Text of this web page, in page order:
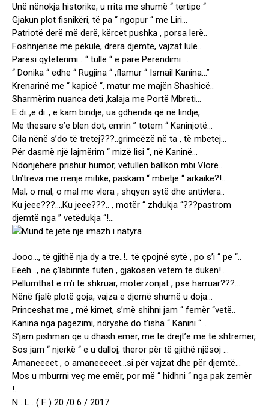
Unë nënokja historike, u rrita me shumë “ tertipe “
Gjakun plot fisnikëri, të pa “ ngopur “ me Liri…
Patriotë derë më derë, kërcet pushka , porsa lerë..
Foshnjërisë me pekule, drera djemtë, vajzat lule…
Parësi qytetërimi …“ tullë “ e parë Perëndimi …
“ Donika “ edhe “ Rugjina “ ,flamur “ Ismail Kanina…”
Krenarinë me “ kapicë “, matur me majën Shashicë..
Sharmërim nuanca deti ,kalaja me Portë Mbreti…
E di..,e di.., e kam bindje, ua gdhenda që në lindje,
Me thesare s’e blen dot, emrin ” totem “ Kaninjotë…
Cila nënë s’do të tretej???..grimcëzë në ta , të mbetej…
Për dasmë një lajmërim “ mizë lisi “, në Kaninë…
Ndonjëherë prishur humor, vetullën ballkon mbi Vlorë…
Un’treva me rrënjë mitike, paskam “ mbetje “ arkaike?!…
Mal, o mal, o mal me vlera , shqyen sytë dhe antivlera..
Ku jeee???…,Ku jeee???.. , motër “ zhdukja “???pastrom
djemtë nga ” vetëdukja “!…
Jooo…, të gjithë nja dy a tre..!.. të çpojnë sytë , po s’i “ pe “..
Eeeh…, në ç’labirinte futen , gjakosen vetëm të duken!..
Pëllumthat e m’i të shkruar, motërzonjat , pse harruar???…
Nënë fjalë plotë goja, vajza e djemë shumë u doja…
Princeshat me , më kimet, s’më shihni jam “ femër “vetë..
Kanina nga pagëzimi, ndryshe do t’isha “ Kanini “…
S’jam pishman që u dhash emër, me të drejt’e me të shtremër,
Sos jam “ njerkë “ e u dalloj, theror për të gjithë njësoj …
Amaneeeet , o amaneeeeet…si për vajzat dhe për djemtë…
Mos u mburrni veç me emër, por më “ hidhni “ nga pak zemër
!…
N . L . ( F ) 20 /0 6 / 2017